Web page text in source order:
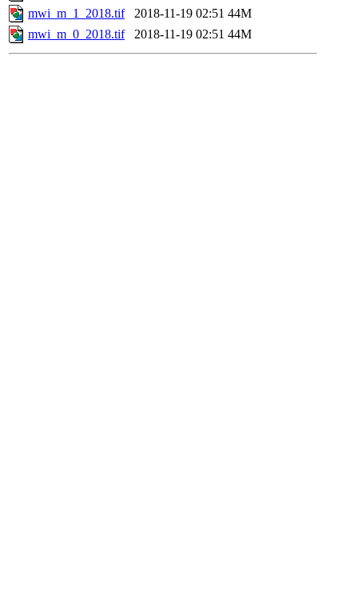
mwi_m_1_2018.tif
2018-11-19 02:51 44M
mwi_m_0_2018.tif
2018-11-19 02:51 44M